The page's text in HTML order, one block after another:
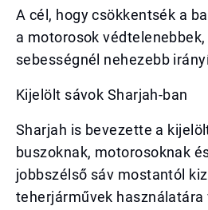
A cél, hogy csökkentsék a
a motorosok
sebességnél nehezebb
Kijelölt sávok Sharjah-ban
Sharjah is bevezette a
buszoknak, motorosoknak
jobbszélső sáv mostantól
teherjárművek